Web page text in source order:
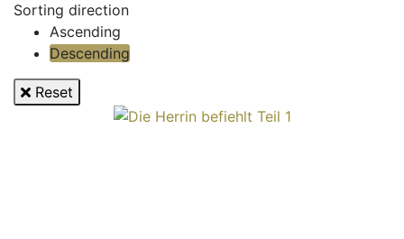
Sorting direction
Ascending
Descending
Reset